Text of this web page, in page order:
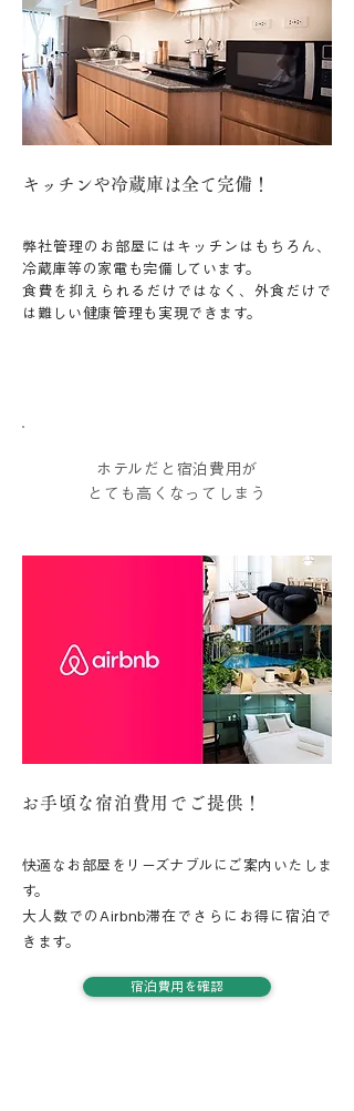
​キッチンや冷蔵庫は全て完備！
弊社管理のお部屋には​キッチンはもちろん、
冷蔵庫等の家電も完備しています。
食費を抑えられるだけではなく、外食だけで
は難しい健康管理も実現できます。
ホテルだと宿泊費用が
とても高くなってしまう
お手頃な宿泊費用でご提供！
快適なお部屋をリーズナブルにご案内いたしま
す。
大人数でのAirbnb滞在でさらにお得に宿泊で
きます。
宿泊費用を確認